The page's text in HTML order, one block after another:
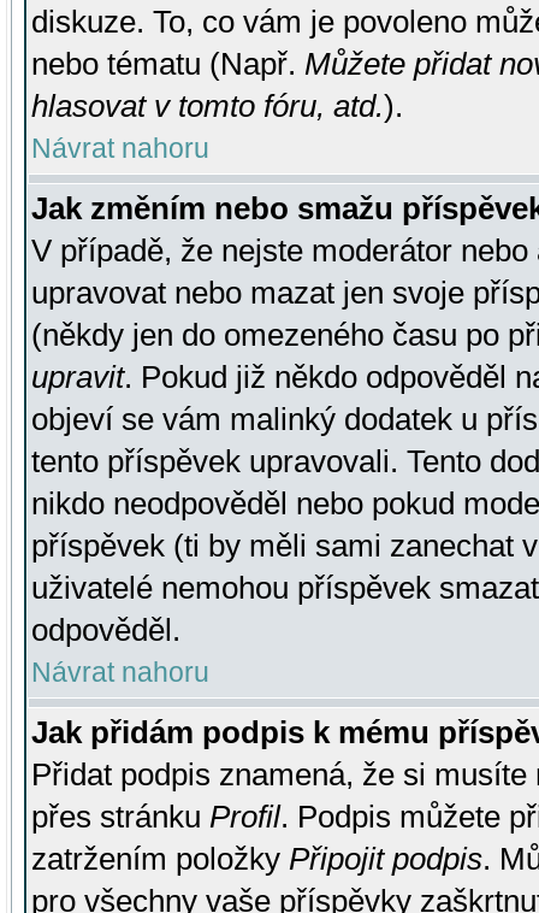
diskuze. To, co vám je povoleno
nebo tématu (Např. Můžete přidat
hlasovat v tomto fóru, atd.).
Návrat nahoru
Jak změním nebo smažu
V případě, že nejste moderátor
upravovat nebo mazat jen svoje
(někdy jen do omezeného času po
upravit. Pokud již někdo odpověděl
objeví se vám malinký dodatek u
tento příspěvek upravovali. Tento
nikdo neodpověděl nebo pokud
příspěvek (ti by měli sami zanechat
uživatelé nemohou příspěvek
odpověděl.
Návrat nahoru
Jak přidám podpis k mému
Přidat podpis znamená, že si
přes stránku Profil. Podpis můžete
zatržením položky Připojit podpis.
pro všechny vaše příspěvky